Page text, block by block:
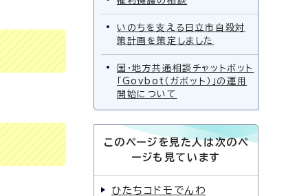
いのちを支える日立市自殺対
策計画を策定しました
国・地方共通相談チャットボット
「Govbot（ガボット）」の運用
開始について
このページを見た人は次のペ
ージも見ています
ひたちコドモでんわ